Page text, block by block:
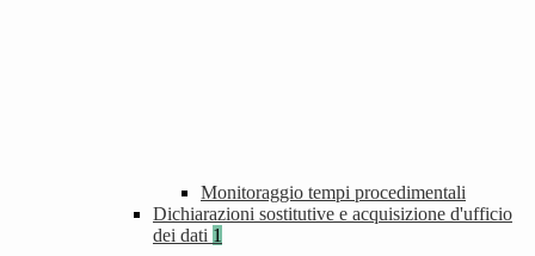
Monitoraggio tempi procedimentali
Dichiarazioni sostitutive e acquisizione d'ufficio
dei dati 1